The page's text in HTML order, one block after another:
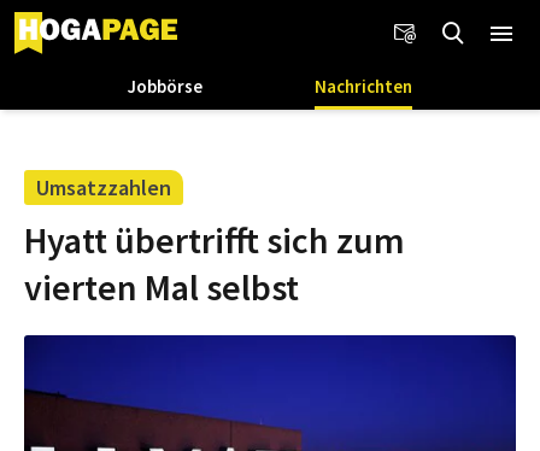
Jobbörse Nachrichten
Umsatzzahlen
Hyatt übertrifft sich zum
vierten Mal selbst